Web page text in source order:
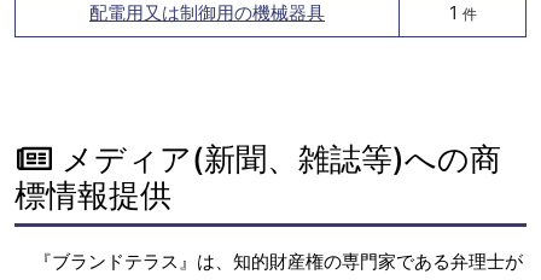
配電用又は制御用の機械器具 1 件
メディア(新聞、雑誌等)への商
標情報提供
『ブランドテラス』は、知的財産権の専門家である弁理士が